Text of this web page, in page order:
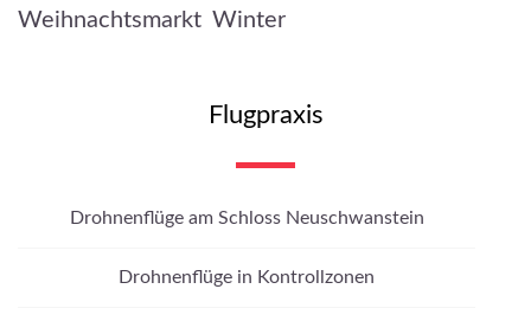
Weihnachtsmarkt Winter
Flugpraxis
Drohnenflüge am Schloss Neuschwanstein
Drohnenflüge in Kontrollzonen